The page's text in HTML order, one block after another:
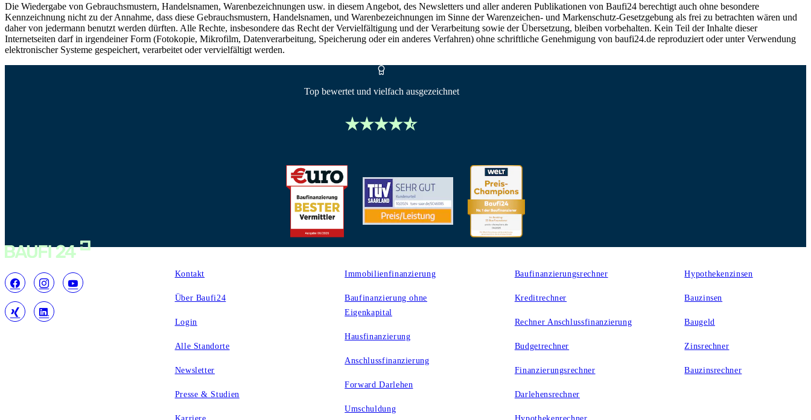
Die Wiedergabe von Gebrauchsmustern, Handelsnamen, Warenbezeichnungen usw. in diesem Angebot, des Newsletters und aller anderen Publikationen von Baufi24 berechtigt auch ohne besondere
Kennzeichnung nicht zu der Annahme, dass diese Gebrauchsmustern, Handelsnamen, und Warenbezeichnungen im Sinne der Warenzeichen- und Markenschutz-Gesetzgebung als frei zu betrachten wären und
daher von jedermann benutzt werden dürften. Alle Rechte, insbesondere das Recht der Vervielfältigung und der Verarbeitung sowie der Übersetzung, bleiben vorbehalten. Kein Teil der Inhalte dieser
Internetseiten darf in irgendeiner Form (Fotokopie, Mikrofilm, Datenverarbeitung, Speicherung oder ein anderes Verfahren) ohne schriftliche Genehmigung von baufi24.de reproduziert oder unter Verwendung
elektronischer Systeme gespeichert, verarbeitet oder vervielfältigt werden.
Top bewertet und vielfach ausgezeichnet
Kontakt
Über Baufi24
Login
Alle Standorte
Newsletter
Presse & Studien
Immobilienfinanzierung
Baufinanzierung ohne
Eigenkapital
Hausfinanzierung
Anschlussfinanzierung
Forward Darlehen
Umschuldung
Baufinanzierungsrechner
Kreditrechner
Rechner Anschlussfinanzierung
Budgetrechner
Finanzierungsrechner
Darlehensrechner
Hypothekenzinsen
Bauzinsen
Baugeld
Zinsrechner
Bauzinsrechner